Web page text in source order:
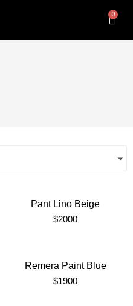
0
Pant Lino Beige
$2000
Remera Paint Blue
$1900